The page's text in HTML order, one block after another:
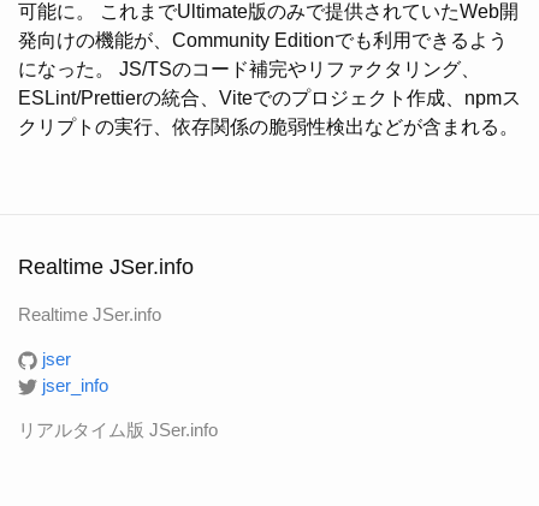
可能に。 これまでUltimate版のみで提供されていたWeb開
発向けの機能が、Community Editionでも利用できるよう
になった。 JS/TSのコード補完やリファクタリング、
ESLint/Prettierの統合、Viteでのプロジェクト作成、npmス
クリプトの実行、依存関係の脆弱性検出などが含まれる。
Realtime JSer.info
Realtime JSer.info
jser
jser_info
リアルタイム版 JSer.info